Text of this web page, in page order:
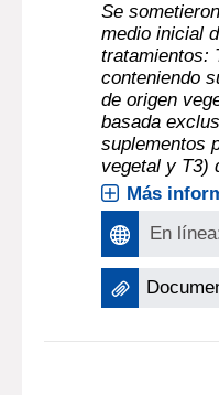
Se
medio inicial
tratamientos:
conteniendo
de origen
basada
suplementos
vegetal y T3)
Más
En